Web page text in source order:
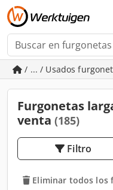
/ ... / Usados
Furgonetas
venta (185)
Filtro
Eliminar todos los